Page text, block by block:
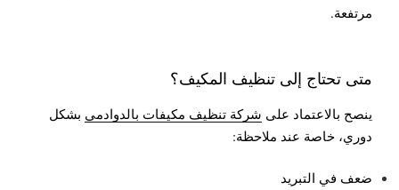
مرتفعة.
متى تحتاج إلى تنظيف المكيف؟
ينصح بالاعتماد على شركة تنظيف مكيفات بالدوادمي بشكل
دوري، خاصة عند ملاحظة:
ضعف في التبريد